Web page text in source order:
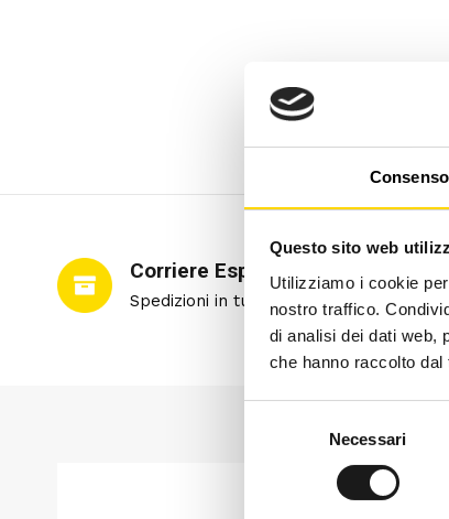
Consenso
Questo sito web
Utilizziamo i cookie
nostro traffico.
di analisi dei dati web,
che hanno raccolto
Necessari
Corriere Espresso
Spedizioni in tutto il mondo